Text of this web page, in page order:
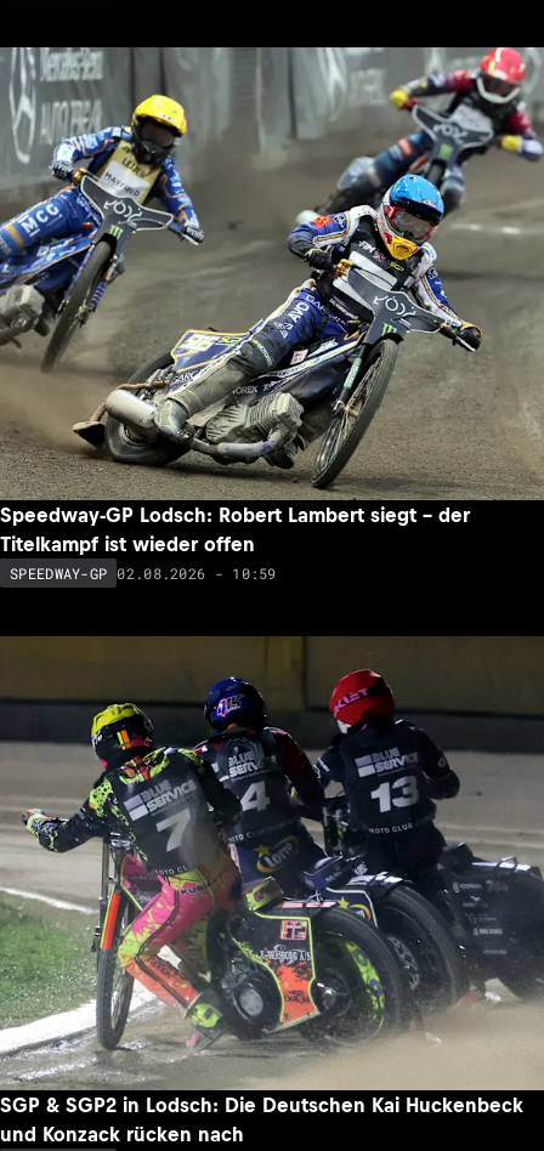
Speedway-GP Lodsch: Robert Lambert siegt – der
Titelkampf ist wieder offen
SPEEDWAY-GP 02.08.2026 - 10:59
SGP & SGP2 in Lodsch: Die Deutschen Kai Huckenbeck
und Konzack rücken nach